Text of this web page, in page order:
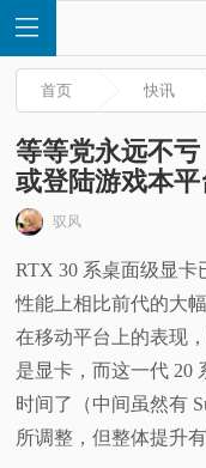
首
页
快
讯
首页 快讯
等等党永远不
或登陆游戏本平
驭风
RTX 30 系桌面级显
性能上相比前代的大
在移动平台上的表现
是显卡，而这一代 20
时间了（中间虽然有
所调整，但整体提升